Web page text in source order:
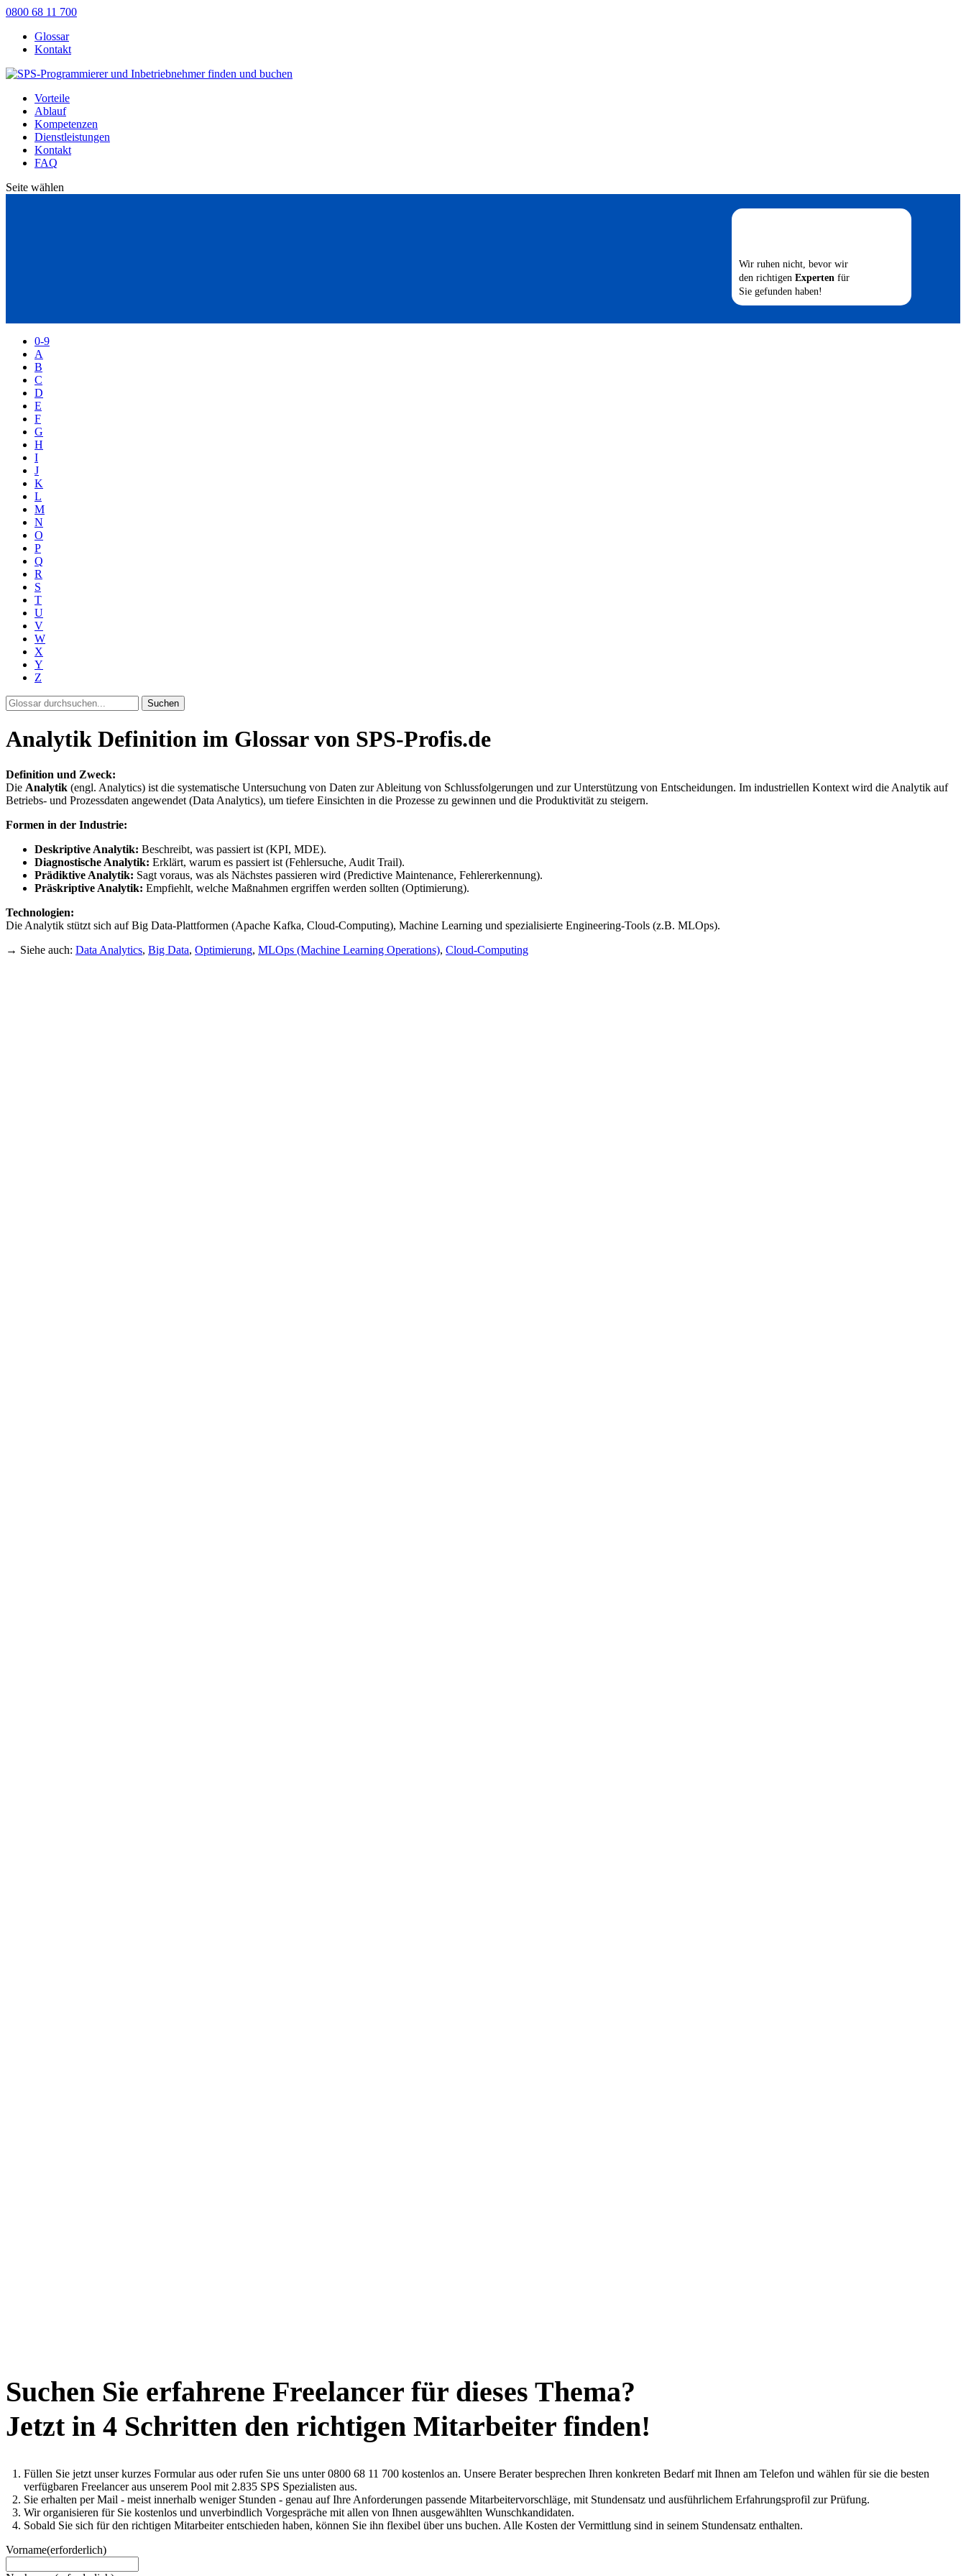
0800 68 11 700
Glossar
Kontakt
Vorteile
Ablauf
Kompetenzen
Dienstleistungen
Kontakt
FAQ
Seite wählen
Wir ruhen nicht, bevor wir
den richtigen Experten für
Sie gefunden haben!
0-9
A
B
C
D
E
F
G
H
I
J
K
L
M
N
O
P
Q
R
S
T
U
V
W
X
Y
Z
Suchen
Analytik Definition im Glossar von SPS-Profis.de
Definition und Zweck:
Die Analytik (engl. Analytics) ist die systematische Untersuchung von Daten zur Ableitung von Schlussfolgerungen und zur Unterstützung von Entscheidungen. Im industriellen Kontext wird die Analytik auf
Betriebs- und Prozessdaten angewendet (Data Analytics), um tiefere Einsichten in die Prozesse zu gewinnen und die Produktivität zu steigern.
Formen in der Industrie:
Deskriptive Analytik: Beschreibt, was passiert ist (KPI, MDE).
Diagnostische Analytik: Erklärt, warum es passiert ist (Fehlersuche, Audit Trail).
Prädiktive Analytik: Sagt voraus, was als Nächstes passieren wird (Predictive Maintenance, Fehlererkennung).
Präskriptive Analytik: Empfiehlt, welche Maßnahmen ergriffen werden sollten (Optimierung).
Technologien:
Die Analytik stützt sich auf Big Data-Plattformen (Apache Kafka, Cloud-Computing), Machine Learning und spezialisierte Engineering-Tools (z.B. MLOps).
→ Siehe auch: Data Analytics, Big Data, Optimierung, MLOps (Machine Learning Operations), Cloud-Computing
Suchen Sie erfahrene Freelancer für dieses Thema?
Jetzt in 4 Schritten den richtigen Mitarbeiter finden!
Füllen Sie jetzt unser kurzes Formular aus oder rufen Sie uns unter 0800 68 11 700 kostenlos an. Unsere Berater besprechen Ihren konkreten Bedarf mit Ihnen am Telefon und wählen für sie die besten
verfügbaren Freelancer aus unserem Pool mit 2.835 SPS Spezialisten aus.
Sie erhalten per Mail - meist innerhalb weniger Stunden - genau auf Ihre Anforderungen passende Mitarbeitervorschläge, mit Stundensatz und ausführlichem Erfahrungsprofil zur Prüfung.
Wir organisieren für Sie kostenlos und unverbindlich Vorgespräche mit allen von Ihnen ausgewählten Wunschkandidaten.
Sobald Sie sich für den richtigen Mitarbeiter entschieden haben, können Sie ihn flexibel über uns buchen. Alle Kosten der Vermittlung sind in seinem Stundensatz enthalten.
Vorname(erforderlich)